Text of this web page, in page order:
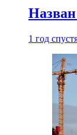
Назван
1 год